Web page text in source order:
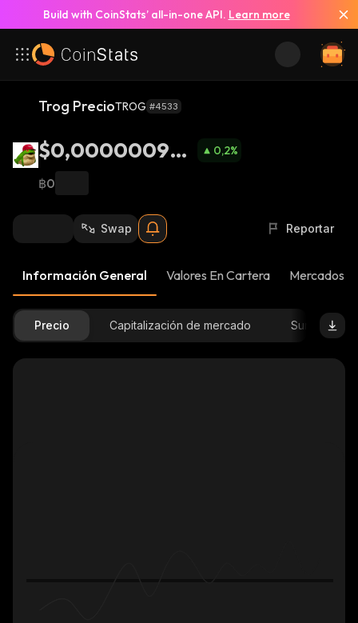
Build with CoinStats’ all-in-one API. Learn more
Trog PrecioTROG #4533
$0,000000972
4
0,2%
฿0
Swap Reportar
Información General Valores En Cartera Mercados
Precio Capitalización de mercado Suministro